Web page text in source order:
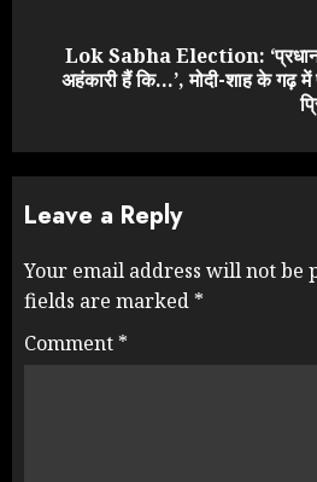
Next
Lok Sabha Election:
अहंकारी हैं कि…’, मोदी-शाह के गढ़
Leave a Reply
Your email address will not be
fields are marked *
Comment *